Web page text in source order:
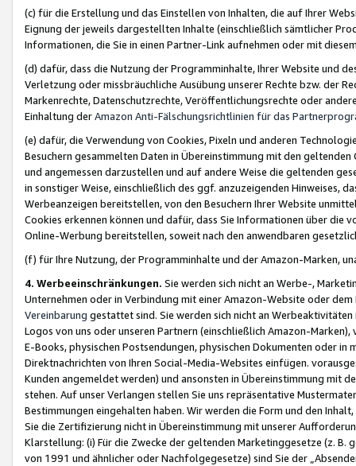
(c) für die Erstellung und das Einstellen von Inhalten, die auf Ihrer
Eignung der jeweils dargestellten Inhalte (einschließlich sämtlicher
Informationen, die Sie in einen Partner-Link aufnehmen oder mit
(d) dafür, dass die Nutzung der Programminhalte, Ihrer Website und
Verletzung oder missbräuchliche Ausübung unserer Rechte bzw. der
Markenrechte, Datenschutzrechte, Veröffentlichungsrechte oder
Einhaltung derAmazon Anti-Fälschungsrichtlinien für das
(e) dafür, die Verwendung von Cookies, Pixeln und anderen
Besuchern gesammelten Daten in Übereinstimmung mit den
und angemessen darzustellen und auf andere Weise die geltenden
in sonstiger Weise, einschließlich des ggf. anzuzeigenden Hinweises,
Werbeanzeigen bereitstellen, von den Besuchern Ihrer Website
Cookies erkennen können und dafür, dass Sie Informationen über die
Online-Werbung bereitstellen, soweit nach den anwendbaren
(f) für Ihre Nutzung, der Programminhalte und der Amazon-Marken,
4. Werbeeinschränkungen. Sie werden sich nicht an Werbe-,
Unternehmen oder in Verbindung mit einer Amazon-Website oder
Vereinbarung gestattet sind. Sie werden sich nicht an
Logos von uns oder unseren Partnern (einschließlich Amazon-
E-Books, physischen Postsendungen, physischen Dokumenten oder in
Direktnachrichten von Ihren Social-Media-Websites einfügen.
Kunden angemeldet werden) und ansonsten in Übereinstimmung mit
stehen. Auf unser Verlangen stellen Sie uns repräsentative
Bestimmungen eingehalten haben. Wir werden die Form und den
Sie die Zertifizierung nicht in Übereinstimmung mit unserer
Klarstellung: (i) Für die Zwecke der geltenden Marketinggesetze (z. B.
von 1991 und ähnlicher oder Nachfolgegesetze) sind Sie der